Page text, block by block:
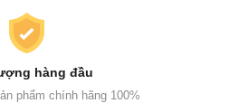
hàng đầu
phẩm chính hãng 100%